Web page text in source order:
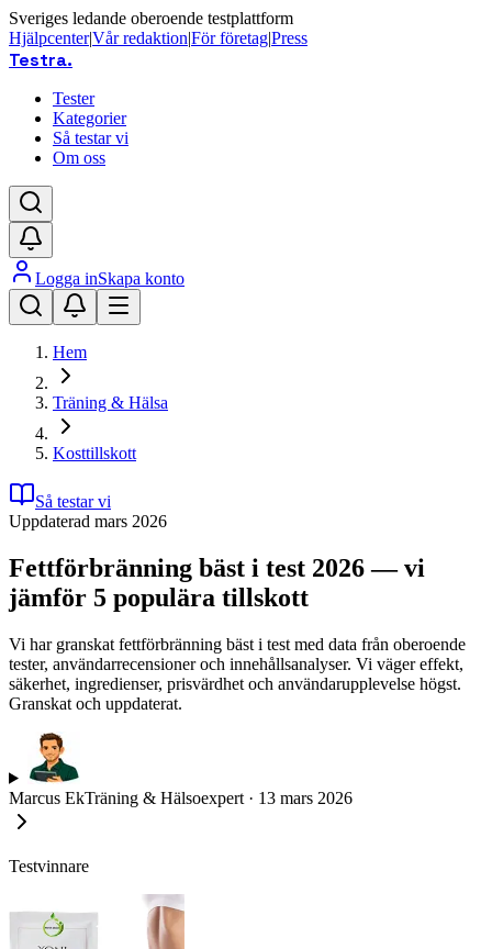
Sveriges ledande oberoende testplattform
Hjälpcenter|Vår redaktion|För företag|Press
Testra.
Tester
Kategorier
Så testar vi
Om oss
Logga inSkapa konto
Hem
Träning & Hälsa
Kosttillskott
Så testar vi
Uppdaterad mars 2026
Fettförbränning bäst i test 2026 — vi
jämför 5 populära tillskott
Vi har granskat fettförbränning bäst i test med data från oberoende
tester, användarrecensioner och innehållsanalyser. Vi väger effekt,
säkerhet, ingredienser, prisvärdhet och användarupplevelse högst.
Granskat och uppdaterat.
Marcus EkTräning & Hälsoexpert · 13 mars 2026
Testvinnare